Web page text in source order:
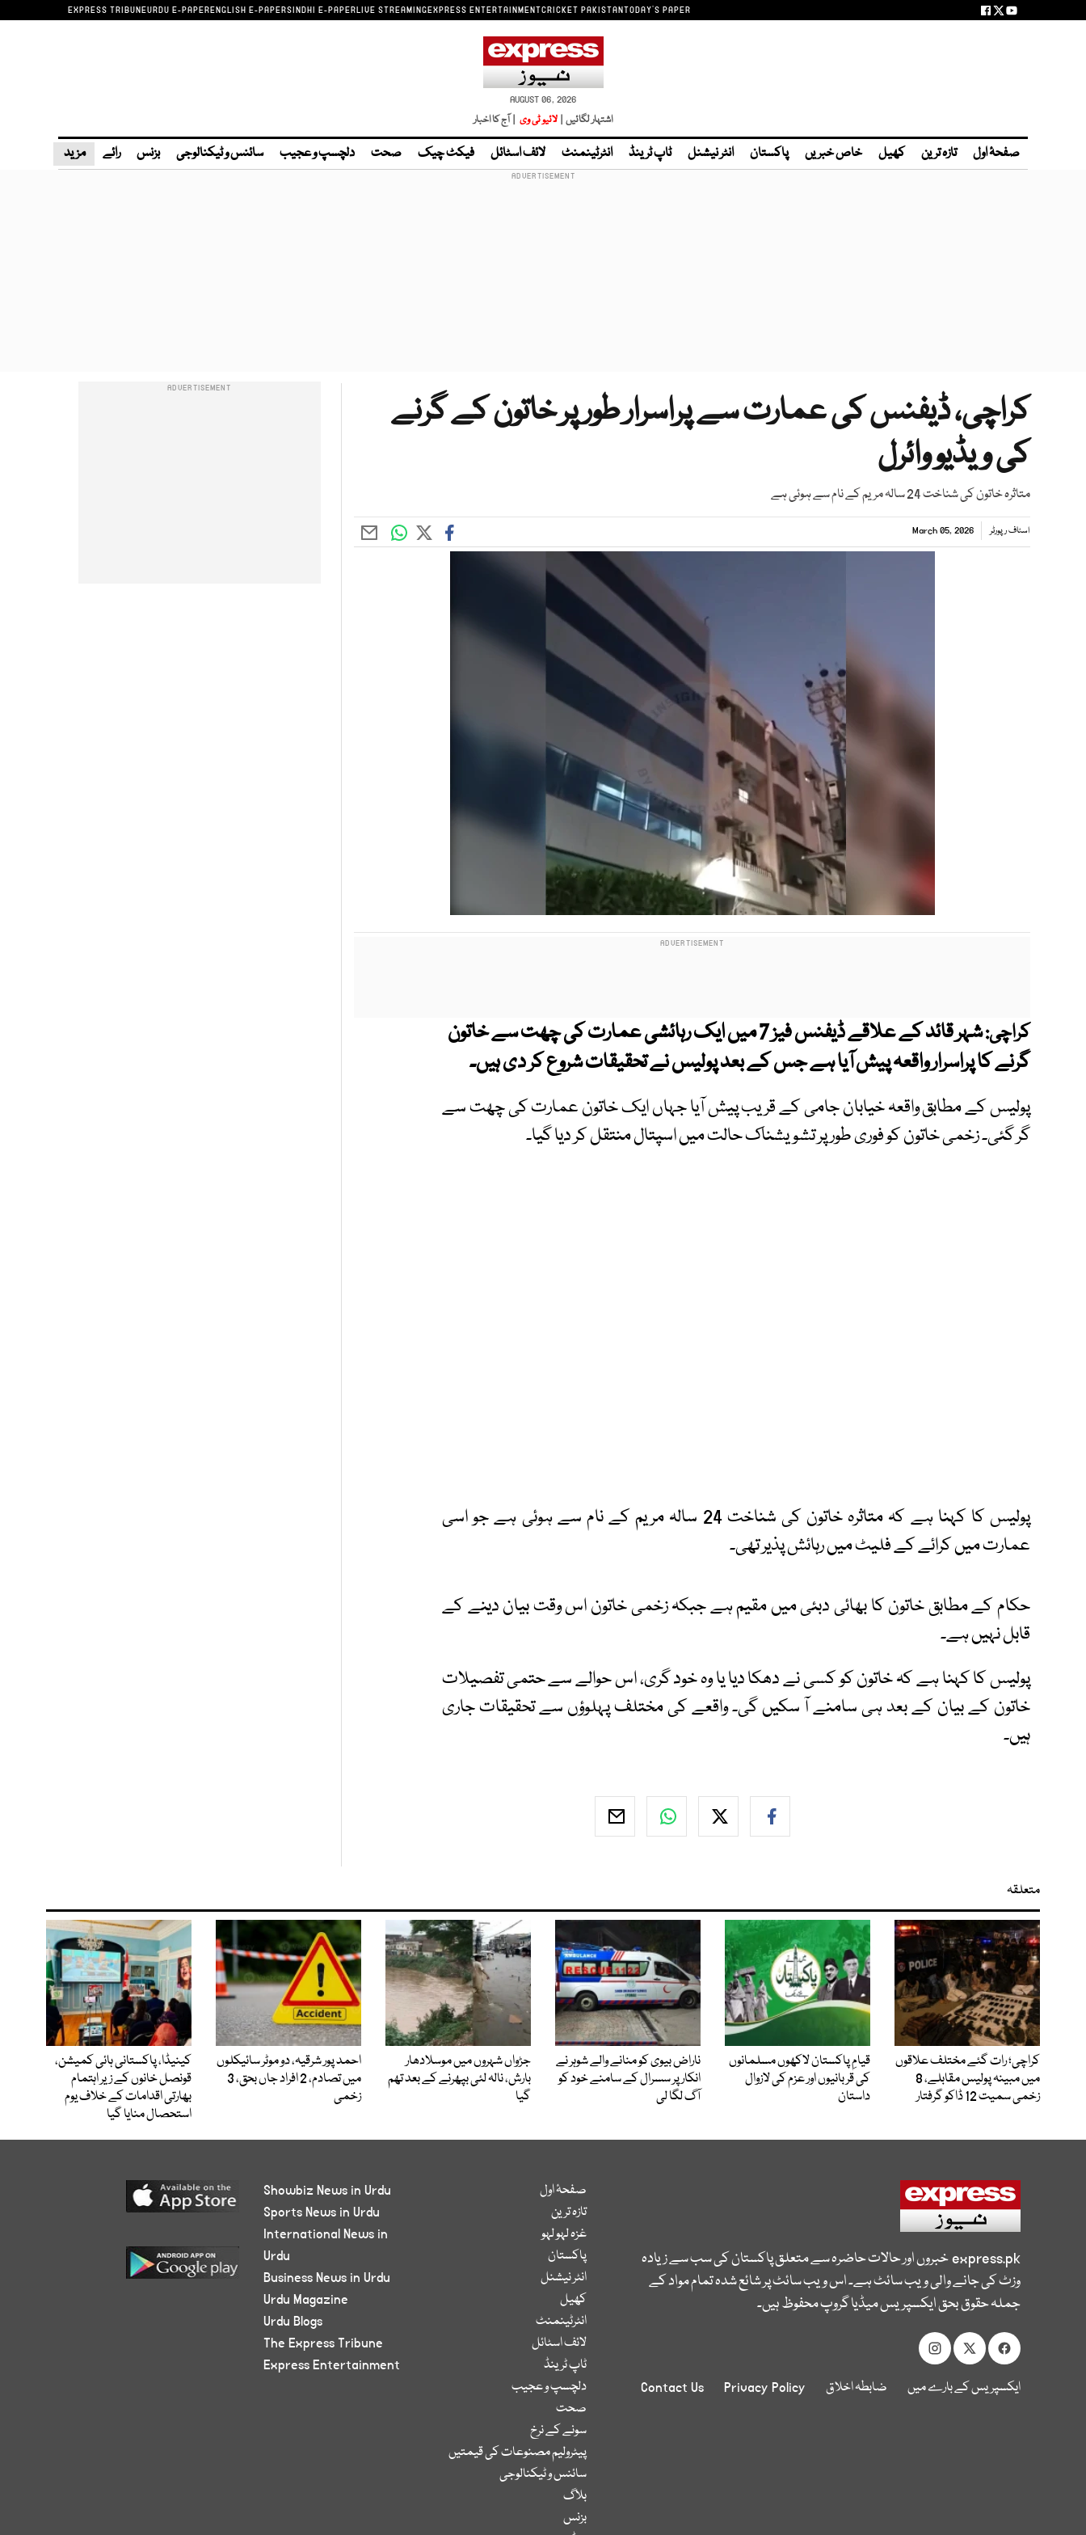
EXPRESS TRIBUNEURDU E-PAPERENGLISH E-PAPERSINDHI E-PAPERLIVE STREAMINGEXPRESS ENTERTAINMENTCRICKET PAKISTANTODAY'S PAPER
AUGUST 06, 2026
اشتہار لگائیں | لائیو ٹی وی | آج کا اخبار
صفحۂ اول تازہ ترین کھیل خاص خبریں پاکستان انٹر نیشنل ٹاپ ٹرینڈ انٹرٹینمنٹ لائف اسٹائل فیکٹ چیک صحت دلچسپ و عجیب سائنس و ٹیکنالوجی بزنس رائے مزید
کراچی، ڈیفنس کی عمارت سے پراسرار طور پر خاتون کے گرنے
کی ویڈیو وائرل
متاثرہ خاتون کی شناخت 24 سالہ مریم کے نام سے ہوئی ہے
اسٹاف رپورٹر March 05, 2026
کراچی:
شہر قائد کے علاقے ڈیفنس فیز 7 میں ایک رہائشی عمارت کی چھت سے خاتون
گرنے کا پراسرار واقعہ پیش آیا ہے جس کے بعد پولیس نے تحقیقات شروع کر دی ہیں۔
پولیس کے مطابق واقعہ خیابان جامی کے قریب پیش آیا جہاں ایک خاتون عمارت کی چھت سے
گر گئی۔ زخمی خاتون کو فوری طور پر تشویشناک حالت میں اسپتال منتقل کر دیا گیا۔
پولیس کا کہنا ہے کہ متاثرہ خاتون کی شناخت 24 سالہ مریم کے نام سے ہوئی ہے جو اسی
عمارت میں کرائے کے فلیٹ میں رہائش پذیر تھی۔
حکام کے مطابق خاتون کا بھائی دبئی میں مقیم ہے جبکہ زخمی خاتون اس وقت بیان دینے کے
قابل نہیں ہے۔
پولیس کا کہنا ہے کہ خاتون کو کسی نے دھکا دیا یا وہ خود گری، اس حوالے سے حتمی تفصیلات
خاتون کے بیان کے بعد ہی سامنے آ سکیں گی۔ واقعے کی مختلف پہلوؤں سے تحقیقات جاری
ہیں۔
متعلقہ
کراچی؛ رات گئے مختلف علاقوں
میں مبینہ پولیس مقابلے، 8
زخمی سمیت 12 ڈاکو گرفتار
قیامِ پاکستان لاکھوں مسلمانوں
کی قربانیوں اور عزم کی لازوال
داستان
ناراض بیوی کو منانے والے شوہر نے
انکار پر سسرال کے سامنے خود کو
آگ لگا لی
جڑواں شہروں میں موسلادھار
بارش، نالہ لئی بپھرنے کے بعد تھم
گیا
احمد پور شرقیہ، دو موٹر سائیکلوں
میں تصادم، 2 افراد جاں بحق، 3
زخمی
کینیڈا، پاکستانی ہائی کمیشن،
قونصل خانوں کے زیر اہتمام
بھارتی اقدامات کے خلاف یوم
استحصال منایا گیا
express.pkخبروں اور حالات حاضرہ سے متعلق پاکستان کی سب سے زیادہ
وزٹ کی جانے والی ویب سائٹ ہے۔ اس ویب سائٹ پر شائع شدہ تمام مواد کے
جملہ حقوق بحق ایکسپریس میڈیا گروپ محفوظ ہیں۔
ایکسپریس کے بارے میں ضابطہ اخلاق Privacy Policy
Contact Us
صفحۂ اول
تازہ ترین
غزہ لہو لہو
پاکستان
انٹر نیشنل
کھیل
انٹرٹینمنٹ
لائف اسٹائل
ٹاپ ٹرینڈ
دلچسپ و عجیب
صحت
سونے کے نرخ
پیٹرولیم مصنوعات کی قیمتیں
سائنس و ٹیکنالوجی
بلاگ
بزنس
Showbiz News in Urdu
Sports News in Urdu
International News in
Urdu
Business News in Urdu
Urdu Magazine
Urdu Blogs
The Express Tribune
Express Entertainment